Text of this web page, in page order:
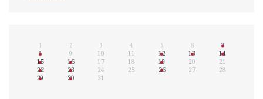
1 2 3 4 5 6
7
8
9 10 11 12 13
14
15
16 17 18 19 20
21
22
23 24 25 26 27
28
29
30 31